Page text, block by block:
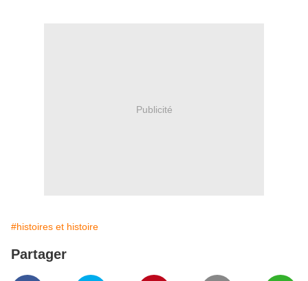
Publicité
#histoires et histoire
Partager